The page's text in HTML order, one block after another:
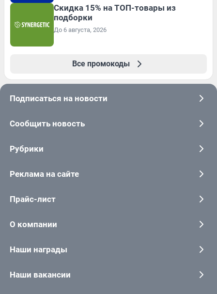
Скидка 15% на ТОП-товары из
подборки
До 6 августа, 2026
Все промокоды
Подписаться на новости
Сообщить новость
Рубрики
Реклама на сайте
Прайс-лист
О компании
Наши награды
Наши вакансии